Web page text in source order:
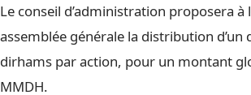
Le conseil d’administration proposera à
assemblée générale la distribution d’un
dirhams par action, pour un montant
MMDH.